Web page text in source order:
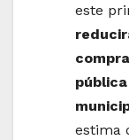
este
estima